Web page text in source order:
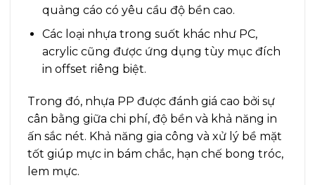
quảng cáo có yêu cầu độ bền cao.
Các loại nhựa trong suốt khác như PC,
acrylic cũng được ứng dụng tùy mục đích
in offset riêng biệt.
Trong đó, nhựa PP được đánh giá cao bởi sự
cân bằng giữa chi phí, độ bền và khả năng in
ấn sắc nét. Khả năng gia công và xử lý bề mặt
tốt giúp mực in bám chắc, hạn chế bong tróc,
lem mực.